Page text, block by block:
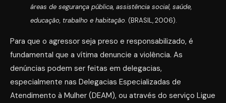
áreas de segurança pública, assistência social, saúde,
educação, trabalho e habitação. (BRASIL, 2006).
Para que o agressor seja preso e responsabilizado, é
fundamental que a vítima denuncie a violência. As
denúncias podem ser feitas em delegacias,
especialmente nas Delegacias Especializadas de
Atendimento à Mulher (DEAM), ou através do serviço Ligue